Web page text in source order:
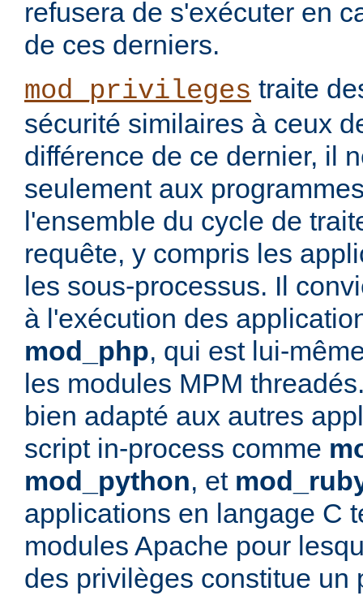
refusera de s'exécuter en
de ces derniers.
mod_privileges traite
sécurité similaires à ceux
différence de ce dernier, il
seulement aux
l'ensemble du cycle de
requête, y compris les
les sous-processus. Il
à l'exécution des
mod_php, qui est lui-
les modules MPM
bien adapté aux autres
script in-process comme
mod_python, et
applications en langage C
modules Apache pour
des privilèges constitue un